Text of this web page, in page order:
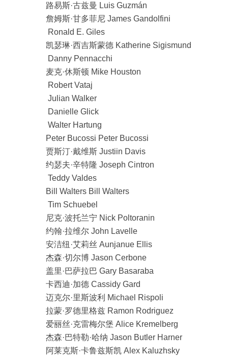
路易斯·古兹曼 Luis Guzmán
詹姆斯·甘多菲尼 James Gandolfini
Ronald E. Giles
凯瑟琳·西吉斯蒙德 Katherine Sigismund
Danny Pennacchi
麦克·休斯顿 Mike Houston
Robert Vataj
Julian Walker
Danielle Glick
Walter Hartung
Peter Bucossi Peter Bucossi
贾斯汀·戴维斯 Justiin Davis
约瑟夫·辛特隆 Joseph Cintron
Teddy Valdes
Bill Walters Bill Walters
Tim Schuebel
尼克·波托兰宁 Nick Poltoranin
约翰·拉维尔 John Lavelle
安洁纽·艾莉丝 Aunjanue Ellis
杰森·切尔博 Jason Cerbone
盖里·巴萨拉巴 Gary Basaraba
卡西迪·加德 Cassidy Gard
迈克尔·里斯波利 Michael Rispoli
拉蒙·罗德里格兹 Ramon Rodriguez
爱丽丝·克雷梅尔堡 Alice Kremelberg
杰森·巴特勒·哈纳 Jason Butler Harner
阿莱克斯·卡鲁兹斯凯 Alex Kaluzhsky